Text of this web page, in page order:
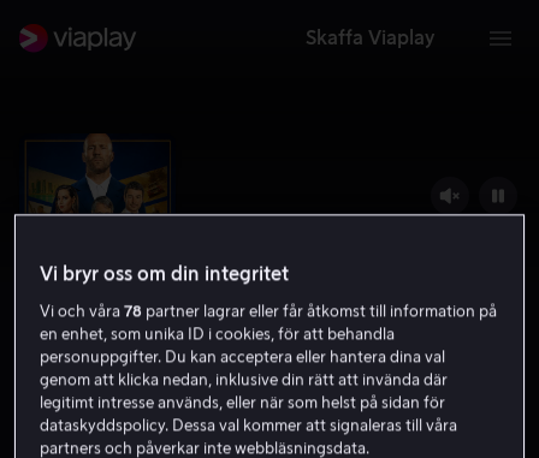
Skaffa Viaplay
Operation Fortune: Ruse de Guerre
Vi bryr oss om din integritet
Vi och våra78 partner lagrar eller får åtkomst till information på
en enhet, som unika ID i cookies, för att behandla
personuppgifter. Du kan acceptera eller hantera dina val
genom att klicka nedan, inklusive din rätt att invända där
legitimt intresse används, eller när som helst på sidan för
dataskyddspolicy. Dessa val kommer att signaleras till våra
partners och påverkar inte webbläsningsdata.